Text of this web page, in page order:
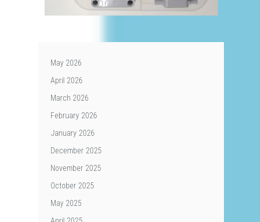
May 2026
April 2026
March 2026
February 2026
January 2026
December 2025
November 2025
October 2025
May 2025